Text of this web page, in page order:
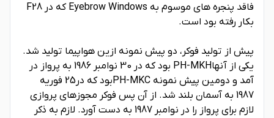
فاقد پنجره های موسوم به Eyebrow Windows که در F28
بکار رفته بود است.
پیش از تولید فوکر، دو پیش نمونه ازین هواپیما تولید شد.
یکی از آنهاPH-MKH بود که در 30 نوامبر 1986 به پرواز در
آمد و دومین پیش نمونه PH-MKCبود که در25 فوریه
1987 به آسمان بلند شد. از آن پس فوکر مجوزهای پروازی
لازم برای پرواز را در نوامبر 1987 به دست آورد. لازم به ذکر